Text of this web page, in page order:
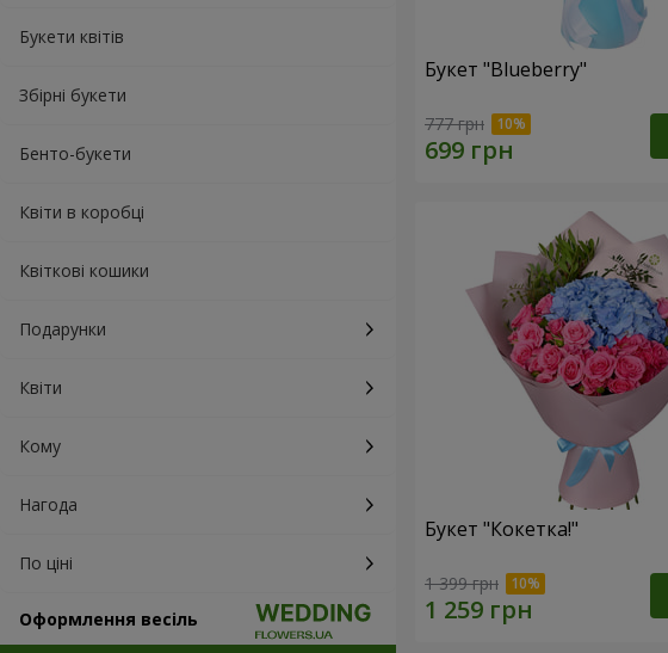
Букети квітів
Збірні букети
Бенто-букети
Квіти в коробці
Квіткові кошики
Подарунки
Квіти
Кому
Нагода
По ціні
Оформлення весіль
Букет "Blueberry"
777 грн
Букет "Кокетка!"
1 399 грн